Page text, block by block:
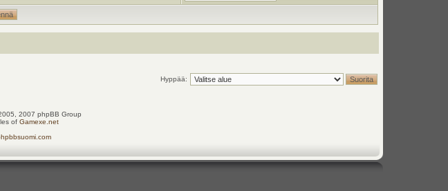
Hyppää:
2007 phpBB Group
ofGamexe.net